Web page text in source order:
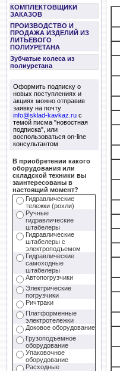
КОМПЛЕКТОВЩИКИ
ЗАКАЗОВ
ПРОИЗВОДСТВО И
ПРОДАЖА ИЗДЕЛИЙ ИЗ
ЛИТЬЕВОГО
ПОЛИУРЕТАНА
Зубчатые колеса из
полиуретана
Оформить подписку о
новых поступлениях и
акциях можно отправив
заявку на почту
info@sklad-kavkaz.ruс
темой писма "новостная
подписка", или
воспользоваться on-line
консультантом
В приобретении какого
оборудования или
складской техники вы
заинтересованы в
настоящий момент?
Гидравлические
тележки (рохли)
Ручные
гидравлические
штабелеры
Гидравлические
штабелеры с
электроподъемом
Гидравлические
самоходные
штабелеры
Автопогрузчики
Электрические
погрузчики
Ричтраки
Платформенные
электротележки
Доковое оборудование
Грузоподъемное
оборудование
Упаковочное
оборудование
Расходные